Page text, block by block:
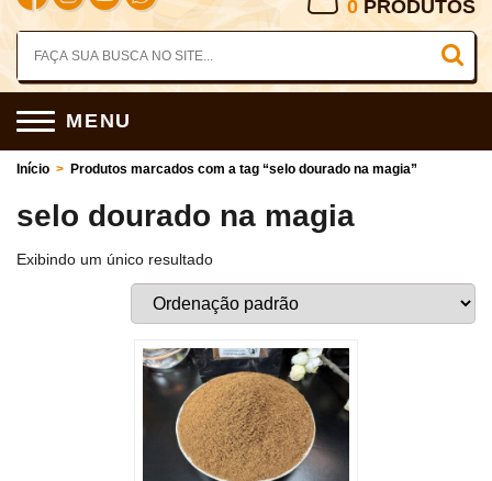
0 PRODUTOS
MENU
Início > Produtos marcados com a tag “selo dourado na magia”
selo dourado na magia
Exibindo um único resultado